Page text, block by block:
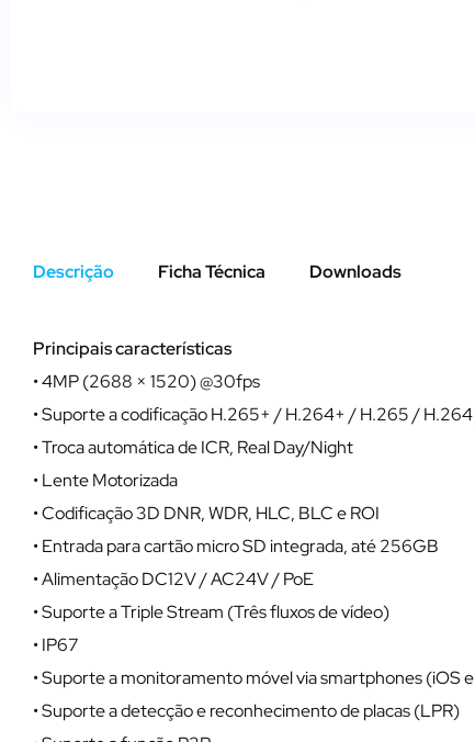
Descrição Ficha Técnica Downloads
Principais características
• 4MP (2688 × 1520) @30fps
• Suporte a codificação H.265+ / H.264+ / H.265 /
• Troca automática de ICR, Real Day/Night
• Lente Motorizada
• Codificação 3D DNR, WDR, HLC, BLC e ROI
• Entrada para cartão micro SD integrada, até 256GB
• Alimentação DC12V / AC24V / PoE
• Suporte a Triple Stream (Três fluxos de vídeo)
• IP67
• Suporte a monitoramento móvel via smartphones (iOS
• Suporte a detecção e reconhecimento de placas (LPR)